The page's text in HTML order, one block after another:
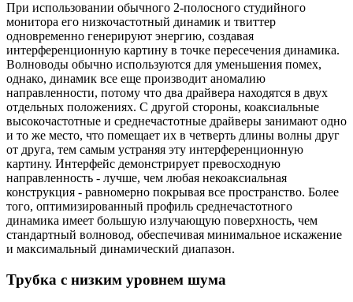
При использовании обычного 2-полосного студийного
монитора его низкочастотный динамик и твиттер
одновременно генерируют энергию, создавая
интерференционную картину в точке пересечения динамика.
Волноводы обычно используются для уменьшения помех,
однако, динамик все еще производит аномалию
направленности, потому что два драйвера находятся в двух
отдельных положениях. С другой стороны, коаксиальные
высокочастотные и среднечастотные драйверы занимают одно
и то же место, что помещает их в четверть длины волны друг
от друга, тем самым устраняя эту интерференционную
картину. Интерфейс демонстрирует превосходную
направленность - лучше, чем любая некоаксиальная
конструкция - равномерно покрывая все пространство. Более
того, оптимизированный профиль среднечастотного
динамика имеет большую излучающую поверхность, чем
стандартный волновод, обеспечивая минимальное искажение
и максимальный динамический диапазон.
Трубка с низким уровнем шума